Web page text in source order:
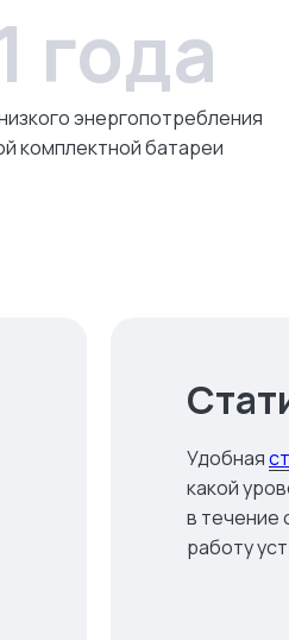
Удобная
какой
в течение
работу
года
энергопотребления
комплектной батареи